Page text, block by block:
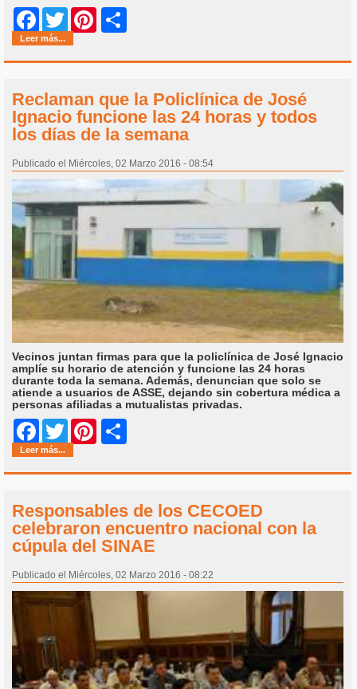
Facebook
Twitter Pinterest
Leer más...
Reclaman que la Policlínica de José
Ignacio funcione las 24 horas y todos
los días de la semana
Publicado el Miércoles, 02 Marzo 2016 - 08:54
Vecinos juntan firmas para que la policlínica de José Ignacio
amplíe su horario de atención y funcione las 24 horas
durante toda la semana. Además, denuncian que solo se
atiende a usuarios de ASSE, dejando sin cobertura médica a
personas afiliadas a mutualistas privadas.
Facebook
Twitter Pinterest
Leer más...
Responsables de los CECOED
celebraron encuentro nacional con la
cúpula del SINAE
Publicado el Miércoles, 02 Marzo 2016 - 08:22